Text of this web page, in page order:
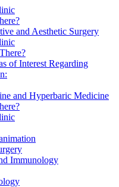
and Aesthetic Surgery
of Interest Regarding
and Hyperbaric Medicine
Immunology